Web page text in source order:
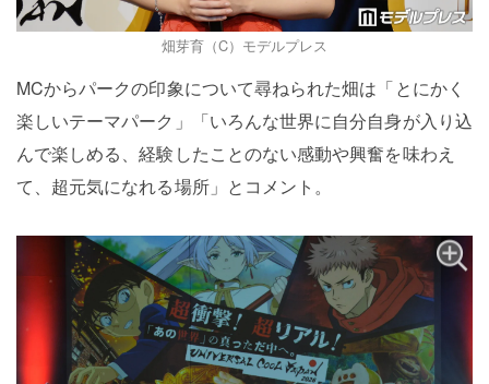
畑芽育（C）モデルプレス
MCからパークの印象について尋ねられた畑は「とにかく
楽しいテーマパーク」「いろんな世界に自分自身が入り込
んで楽しめる、経験したことのない感動や興奮を味わえ
て、超元気になれる場所」とコメント。